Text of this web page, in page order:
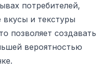
потребителей,
вкусы и текстуры
позволяет создавать
вероятностью